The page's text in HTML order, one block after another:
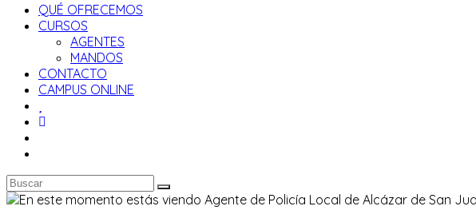
QUÉ OFRECEMOS
CURSOS
AGENTES
MANDOS
CONTACTO
CAMPUS ONLINE